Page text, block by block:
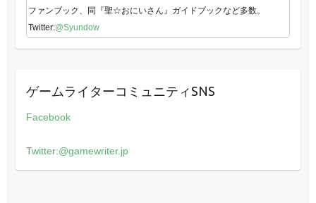
ファンブック、同『聖☆おにいさん』ガイドブックなど多数。
Twitter:@Syundow
ゲームライターコミュニティSNS
Facebook
Twitter:@gamewriter.jp